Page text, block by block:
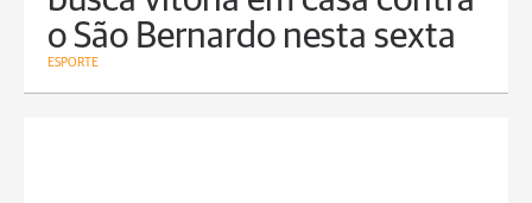
o São Bernardo nesta sexta
ESPORTE